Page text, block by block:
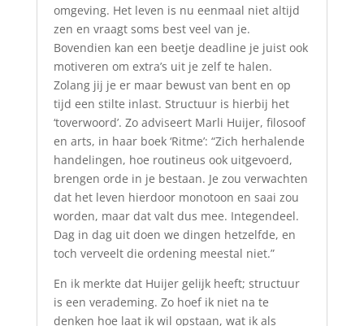
omgeving. Het leven is nu eenmaal niet altijd
zen en vraagt soms best veel van je.
Bovendien kan een beetje deadline je juist ook
motiveren om extra’s uit je zelf te halen.
Zolang jij je er maar bewust van bent en op
tijd een stilte inlast. Structuur is hierbij het
‘toverwoord’. Zo adviseert Marli Huijer, filosoof
en arts, in haar boek ‘Ritme’: “Zich herhalende
handelingen, hoe routineus ook uitgevoerd,
brengen orde in je bestaan. Je zou verwachten
dat het leven hierdoor monotoon en saai zou
worden, maar dat valt dus mee. Integendeel.
Dag in dag uit doen we dingen hetzelfde, en
toch verveelt die ordening meestal niet.”
En ik merkte dat Huijer gelijk heeft; structuur
is een verademing. Zo hoef ik niet na te
denken hoe laat ik wil opstaan, wat ik als